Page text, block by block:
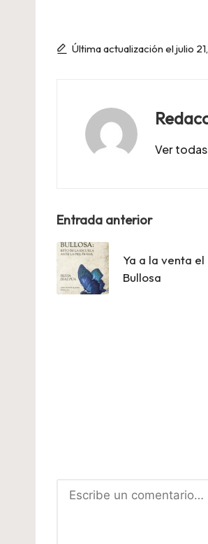
Última actualización el julio
Ver
Navegación
de
entradas
Entrada anterior
Ya a la venta
Bullosa